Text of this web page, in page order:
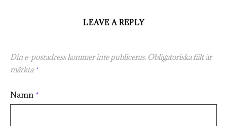
LEAVE A REPLY
Din e-postadress kommer inte publiceras. Obligatoriska fält är
märkta *
Namn *